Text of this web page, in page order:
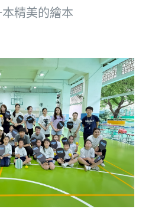
本精美的繪本